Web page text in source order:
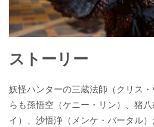
ストーリー
妖怪ハンターの三蔵法師（クリス
らも孫悟空（ケニー・リン）、猪
イ）、沙悟浄（メンケ・バータル